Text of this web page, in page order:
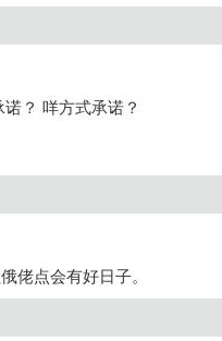
？ 咩方式承诺？
佬点会有好日子。